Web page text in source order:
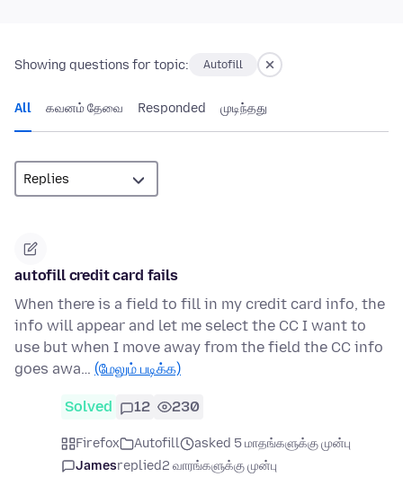
Showing questions for topic: Autofill
All கவனம் தேவை Responded முடிந்தது
autofill credit card fails
When there is a field to fill in my credit card info, the
info will appear and let me select the CC I want to
use but when I move away from the field the CC info
goes awa… (மேலும் படிக்க)
Solved 12 230
Firefox Autofill
asked 5 மாதங்களுக்கு முன்பு
Jamesreplied2 வாரங்களுக்கு முன்பு